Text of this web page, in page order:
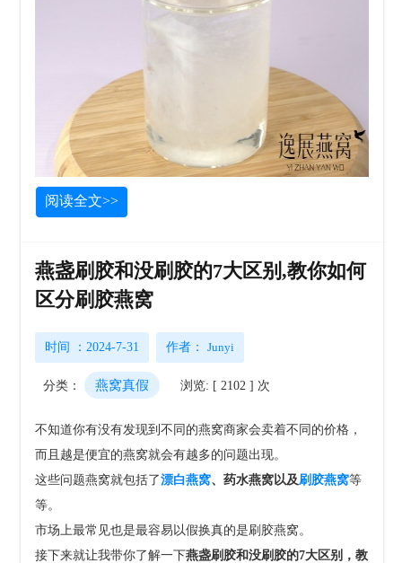
阅读全文>>
燕盏刷胶和没刷胶的7大区别,教你如何
区分刷胶燕窝
时间 ：2024-7-31 作者：Junyi
分类： 燕窝真假 浏览: [ 2102 ] 次
不知道你有没有发现到不同的燕窝商家会卖着不同的价格，
而且越是便宜的燕窝就会有越多的问题出现。
这些问题燕窝就包括了漂白燕窝、药水燕窝以及刷胶燕窝等
等。
市场上最常见也是最容易以假换真的是刷胶燕窝。
接下来就让我带你了解一下燕盏刷胶和没刷胶的7大区别，教